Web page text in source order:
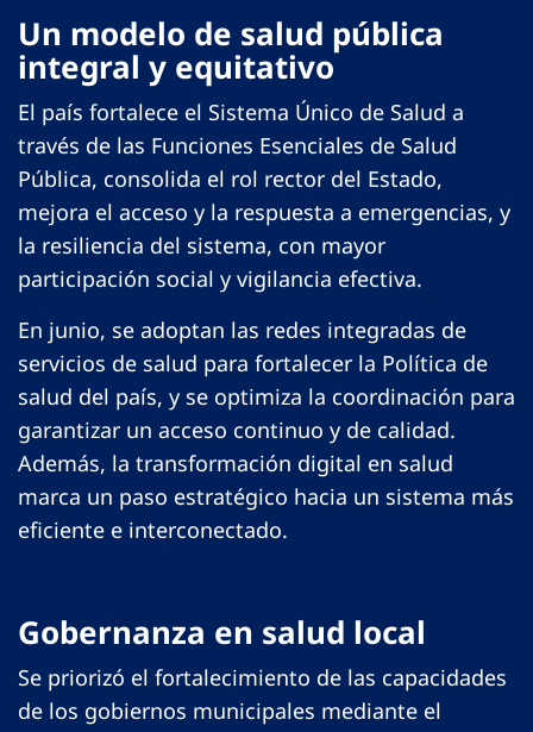
Un modelo de salud pública
integral y equitativo
El país fortalece el Sistema Único de Salud a
través de las Funciones Esenciales de Salud
Pública, consolida el rol rector del Estado,
mejora el acceso y la respuesta a emergencias, y
la resiliencia del sistema, con mayor
participación social y vigilancia efectiva.
En junio, se adoptan las redes integradas de
servicios de salud para fortalecer la Política de
salud del país, y se optimiza la coordinación para
garantizar un acceso continuo y de calidad.
Además, la transformación digital en salud
marca un paso estratégico hacia un sistema más
eficiente e interconectado.
Gobernanza en salud local
Se priorizó el fortalecimiento de las capacidades
de los gobiernos municipales mediante el